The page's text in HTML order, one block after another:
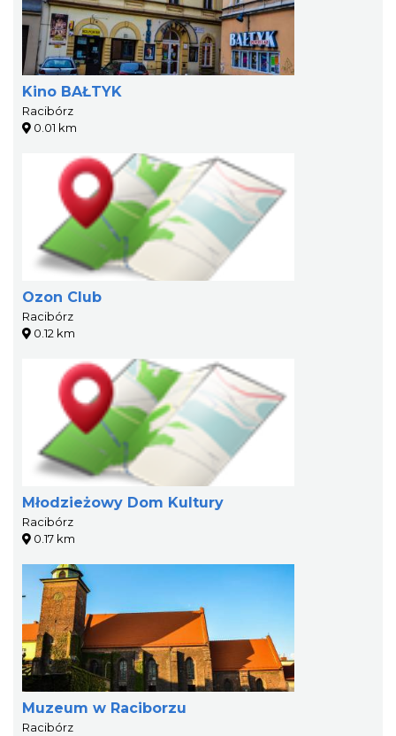
Kino BAŁTYK
Racibórz
0.01 km
Ozon Club
Racibórz
0.12 km
Młodzieżowy Dom Kultury
Racibórz
0.17 km
Muzeum w Raciborzu
Racibórz